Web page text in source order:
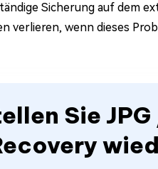
Sicherung auf dem
verlieren, wenn dieses
Sie